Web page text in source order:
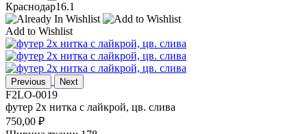
Краснодар16.1
Add to Wishlist
Previous Next
F2LO-0019
футер 2х нитка с лайкрой, цв. слива
750,00 ₽